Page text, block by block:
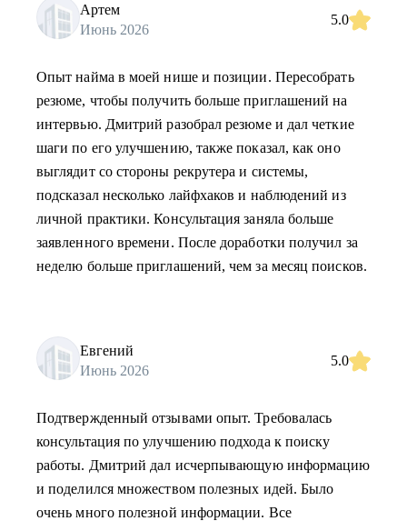
Артем
Июнь 2026
5.0
Опыт найма в моей нише и позиции. Пересобрать
резюме, чтобы получить больше приглашений на
интервью. Дмитрий разобрал резюме и дал четкие
шаги по его улучшению, также показал, как оно
выглядит со стороны рекрутера и системы,
подсказал несколько лайфхаков и наблюдений из
личной практики. Консультация заняла больше
заявленного времени. После доработки получил за
неделю больше приглашений, чем за месяц поисков.
Евгений
Июнь 2026
5.0
Подтвержденный отзывами опыт. Требовалась
консультация по улучшению подхода к поиску
работы. Дмитрий дал исчерпывающую информацию
и поделился множеством полезных идей. Было
очень много полезной информации. Все